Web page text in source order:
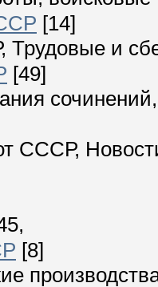
[14]
и
[49]
СССР,
[8]